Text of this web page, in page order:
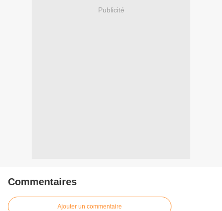
Publicité
Commentaires
Ajouter un commentaire